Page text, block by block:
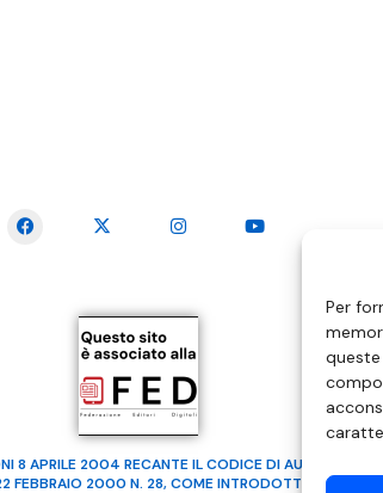
Per
8 APRILE 2004 RECANTE IL CODICE DI
FEBBRAIO 2000 N. 28, COME INTRODOTTO DALLA